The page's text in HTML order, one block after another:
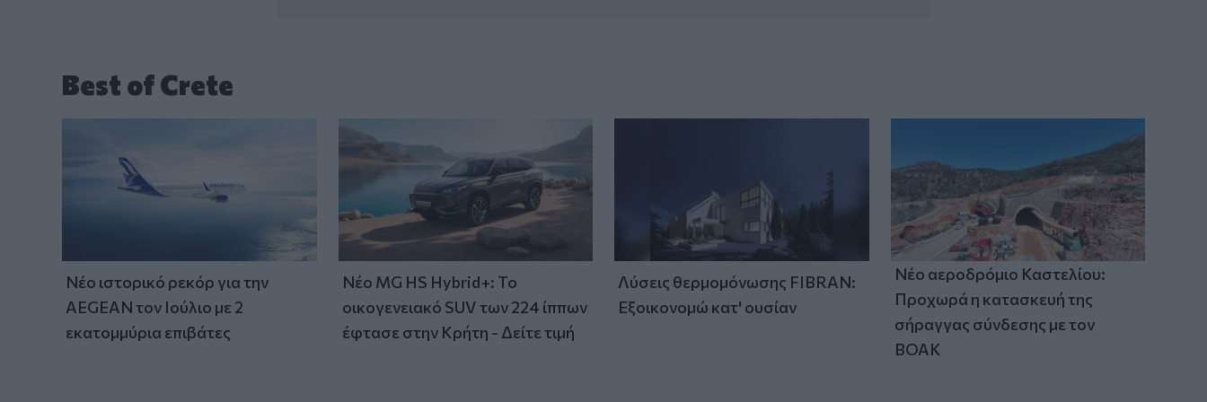
Αναθεώρηση ορίων δαπανών για ΣΑΕΚ
και Σχολεία Δεύτερης Ευκαιρίας
Best of Crete
Νέο ιστορικό ρεκόρ για την
AEGEAN τον Ιούλιο με 2
εκατομμύρια επιβάτες
Νέο MG HS Hybrid+: Το
οικογενειακό SUV των 224 ίππων
έφτασε στην Κρήτη - Δείτε τιμή
Λύσεις θερμομόνωσης FIBRAN:
Εξοικονομώ κατ' ουσίαν
Νέο αεροδρόμιο Καστελίου:
Προχωρά η κατασκευή της
σήραγγας σύνδεσης με τον
ΒΟΑΚ